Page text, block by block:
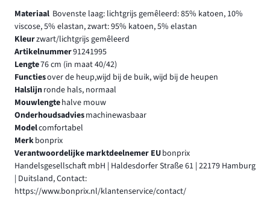
Materiaal Bovenste laag: lichtgrijs gemêleerd: 85% katoen, 10%
viscose, 5% elastan, zwart: 95% katoen, 5% elastan
Kleurzwart/lichtgrijs gemêleerd
Artikelnummer91241995
Lengte76 cm (in maat 40/42)
Functiesover de heup,wijd bij de buik, wijd bij de heupen
Halslijnronde hals, normaal
Mouwlengtehalve mouw
Onderhoudsadviesmachinewasbaar
Modelcomfortabel
Merkbonprix
Verantwoordelijke marktdeelnemer EUbonprix
Handelsgesellschaft mbH | Haldesdorfer Straße 61 | 22179 Hamburg
| Duitsland, Contact:
https://www.bonprix.nl/klantenservice/contact/